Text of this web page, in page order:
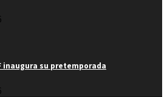
inaugura su pretemporada